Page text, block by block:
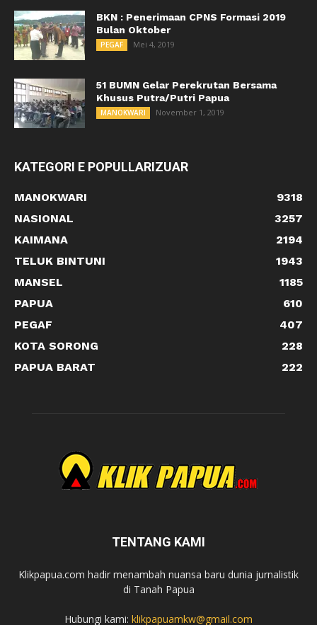
BKN : Penerimaan CPNS Formasi 2019
Bulan Oktober
PEGAF Mei 4, 2019
51 BUMN Gelar Perekrutan Bersama
Khusus Putra/Putri Papua
MANOKWARI November 1, 2019
KATEGORI E POPULLARIZUAR
MANOKWARI
9318
NASIONAL
3257
KAIMANA
2194
TELUK BINTUNI
1943
MANSEL
1185
PAPUA
610
PEGAF
407
KOTA SORONG
228
PAPUA BARAT
222
TENTANG KAMI
Klikpapua.com hadir menambah nuansa baru dunia jurnalistik
di Tanah Papua
Hubungi kami: klikpapuamkw@gmail.com